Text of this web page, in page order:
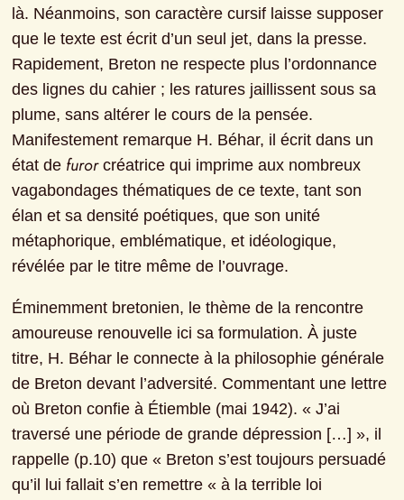
là. Néanmoins, son caractère cursif laisse supposer
que le texte est écrit d’un seul jet, dans la presse.
Rapidement, Breton ne respecte plus l’ordonnance
des lignes du cahier ; les ratures jaillissent sous sa
plume, sans altérer le cours de la pensée.
Manifestement remarque H. Béhar, il écrit dans un
état de furor créatrice qui imprime aux nombreux
vagabondages thématiques de ce texte, tant son
élan et sa densité poétiques, que son unité
métaphorique, emblématique, et idéologique,
révélée par le titre même de l’ouvrage.
Éminemment bretonien, le thème de la rencontre
amoureuse renouvelle ici sa formulation. À juste
titre, H. Béhar le connecte à la philosophie générale
de Breton devant l’adversité. Commentant une lettre
où Breton confie à Étiemble (mai 1942). « J’ai
traversé une période de grande dépression […] », il
rappelle (p.10) que « Breton s’est toujours persuadé
qu’il lui fallait s’en remettre « à la terrible loi